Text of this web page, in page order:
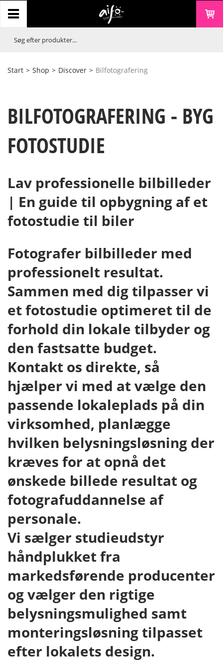
Start > Shop > Discover > Bilfotografering
BILFOTOGRAFERING - BYG
FOTOSTUDIE
Lav professionelle bilbilleder
| En guide til opbygning af et
fotostudie til biler
Fotografer bilbilleder med
professionelt resultat.
Sammen med dig tilpasser vi
et fotostudie optimeret til de
forhold din lokale tilbyder og
den fastsatte budget.
Kontakt os direkte, så
hjælper vi med at vælge den
passende lokaleplads på din
virksomhed, planlægge
hvilken belysningsløsning der
kræves for at opnå det
ønskede billede resultat og
fotografuddannelse af
personale.
Vi sælger studieudstyr
håndplukket fra
markedsførende producenter
og vælger den rigtige
belysningsmulighed samt
monteringsløsning tilpasset
efter lokalets design.